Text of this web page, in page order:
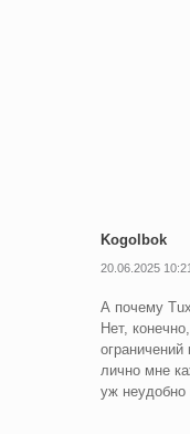
Kogolbok
20.06.2025 10:21
А почему
Нет,
лично мне
уж неудобно